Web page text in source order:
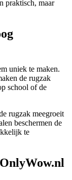
praktisch, maar
uniek te maken.
de rugzak
school of de
rugzak meegroeit
beschermen de
te